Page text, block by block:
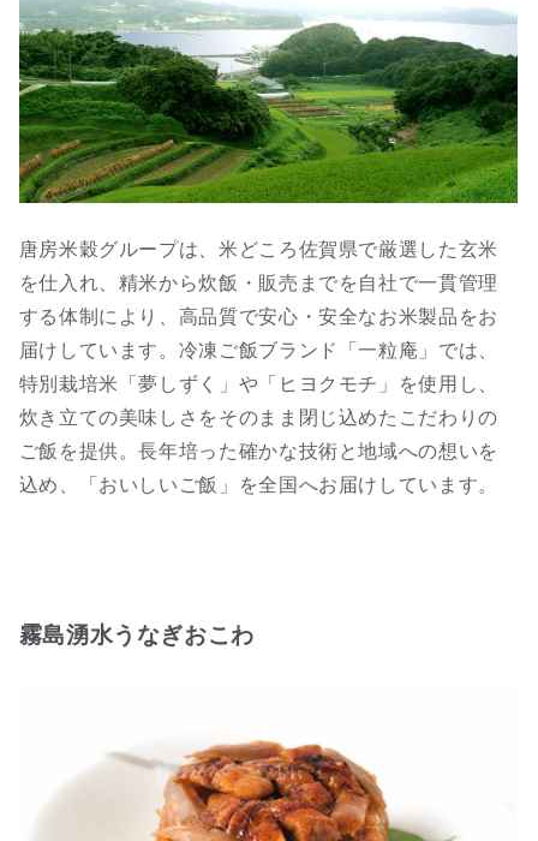
唐房米穀グループは、米どころ佐賀県で厳選した玄米
を仕入れ、精米から炊飯・販売までを自社で一貫管理
する体制により、高品質で安心・安全なお米製品をお
届けしています。冷凍ご飯ブランド「一粒庵」では、
特別栽培米「夢しずく」や「ヒヨクモチ」を使用し、
炊き立ての美味しさをそのまま閉じ込めたこだわりの
ご飯を提供。長年培った確かな技術と地域への想いを
込め、「おいしいご飯」を全国へお届けしています。
霧島湧水うなぎおこわ